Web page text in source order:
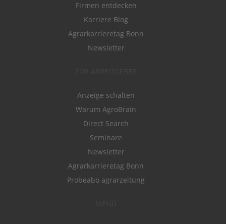
Firmen entdecken
Karriere Blog
Agrarkarrieretag Bonn
Newsletter
Anzeige schalten
Warum AgroBrain
Direct Search
Seminare
Newsletter
Agrarkarrieretag Bonn
Probeabo agrarzeitung